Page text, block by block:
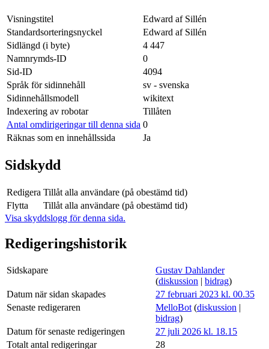
Visningstitel
Edward af Sillén
Standardsorteringsnyckel
Edward af Sillén
Sidlängd (i byte)
4 447
Namnrymds-ID
0
Sid-ID
4094
Språk för sidinnehåll
sv - svenska
Sidinnehållsmodell
wikitext
Indexering av robotar
Tillåten
Antal omdirigeringar till denna sida 0
Räknas som en innehållssida
Ja
Sidskydd
Redigera Tillåt alla användare (på obestämd tid)
Flytta
Tillåt alla användare (på obestämd tid)
Visa skyddslogg för denna sida.
Redigeringshistorik
Sidskapare
Gustav Dahlander
(diskussion | bidrag)
Datum när sidan skapades
27 februari 2023 kl. 00.35
Senaste redigeraren
MelloBot (diskussion |
bidrag)
Datum för senaste redigeringen
27 juli 2026 kl. 18.15
Totalt antal redigeringar
28